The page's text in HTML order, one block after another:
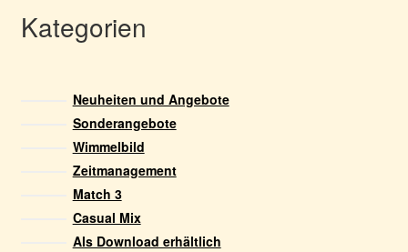
Kategorien
Neuheiten und Angebote
Sonderangebote
Wimmelbild
Zeitmanagement
Match 3
Casual Mix
Als Download erhältlich